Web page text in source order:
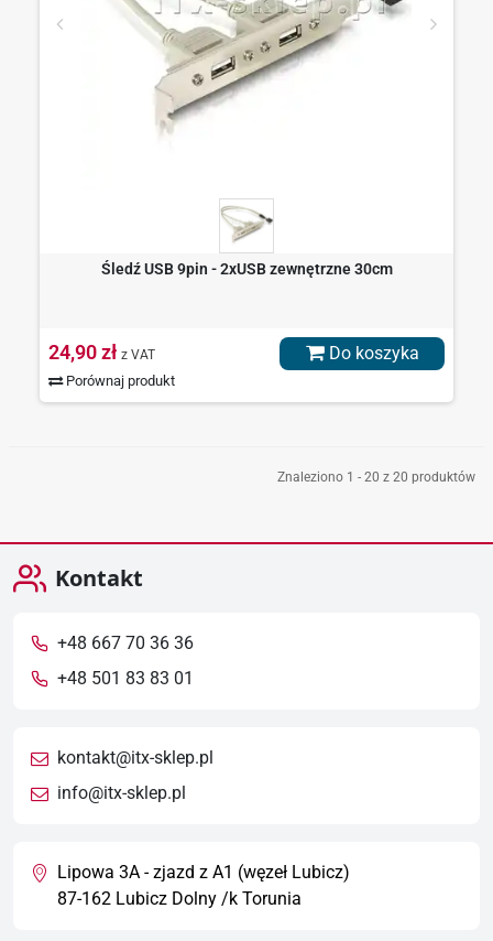
Śledź USB 9pin - 2xUSB zewnętrzne 30cm
24,90 zł z VAT
Porównaj produkt
Do koszyka
Znaleziono 1 - 20 z 20 produktów
Kontakt
+48 667 70 36 36
+48 501 83 83 01
kontakt@itx-sklep.pl
info@itx-sklep.pl
Lipowa 3A - zjazd z A1 (węzeł Lubicz)
87-162 Lubicz Dolny /k Torunia